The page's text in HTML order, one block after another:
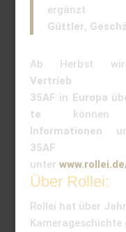
Güttler,
Ab Herbst
Vertrieb
35AF in Europa
te
Informationen
35AF
unter
Über Rollei:
Rollei hat über
Kamerageschichte